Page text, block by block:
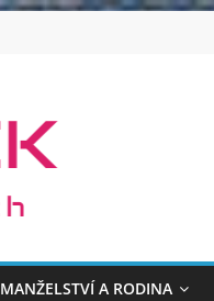
MANŽELSTVÍ A RODINA